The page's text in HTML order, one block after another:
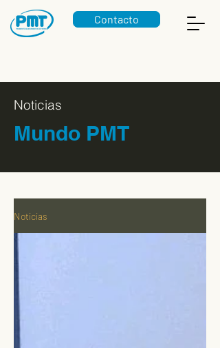
Contacto
Noticias
Mundo PMT
Noticias